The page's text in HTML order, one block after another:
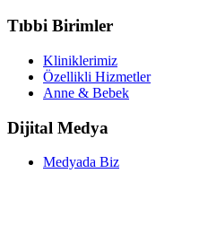
Tıbbi Birimler
Kliniklerimiz
Özellikli Hizmetler
Anne & Bebek
Dijital Medya
Medyada Biz